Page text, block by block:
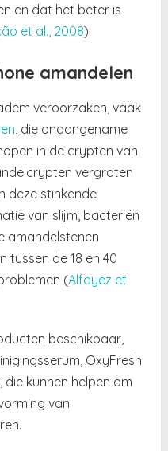
en dat het beter is
et al., 2008).
amandelen
veroorzaken, vaak
, die onaangename
in de crypten van
vergroten
deze stinkende
van slijm, bacteriën
amandelstenen
tussen de 18 en 40
(Alfayez et
beschikbaar,
OxyFresh
die kunnen helpen om
van